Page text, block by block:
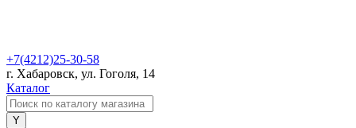
+7(4212)25-30-58
г. Хабаровск, ул. Гоголя, 14
Каталог